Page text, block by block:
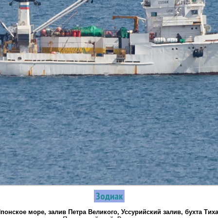
Зодиак
море, залив Петра Великого, Уссурийский залив, бухта